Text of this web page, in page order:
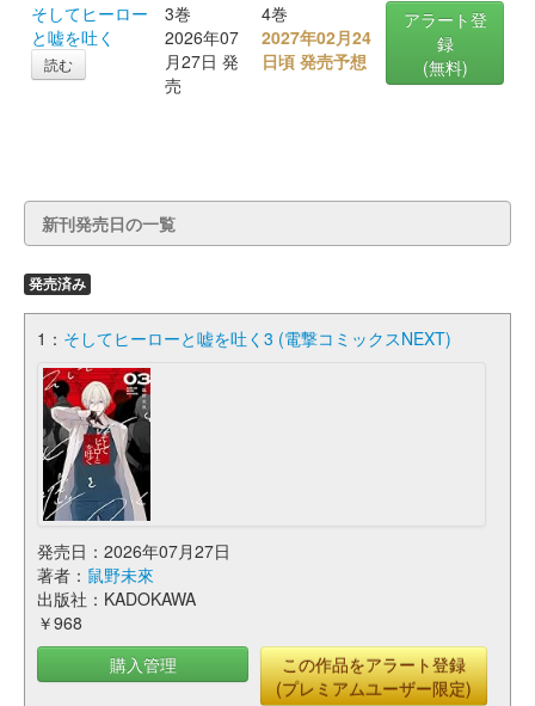
そしてヒーロー
と嘘を吐く
読む
3巻
2026年07
月27日 発
売
4巻
2027年02月24
日頃 発売予想
アラート登
録
(無料)
新刊発売日の一覧
発売済み
1： そしてヒーローと嘘を吐く3 (電撃コミックスNEXT)
発売日：2026年07月27日
著者： 鼠野未來
出版社：KADOKAWA
￥968
購入管理
この作品をアラート登録
(プレミアムユーザー限定)